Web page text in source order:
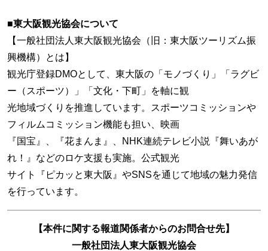
■東大阪観光協会について
【一般社団法人東大阪観光協会（旧：東大阪ツーリズム振
興機構）とは】
観光庁登録DMOとして、東大阪の「モノづくり」「ラグビ
ー（スポーツ）」「文化・下町」を軸に観
光地域づくりを推進しています。スポーツコミッションや
フィルムコミッション機能も担い、映画
『国宝』、『花まんま』、NHK連続テレビ小説『舞いあが
れ！』などのロケ支援も実施。公式観光
サイト『ピカッと東大阪』やSNSを通じて地域の魅力発信
を行っています。
【本件に関する報道関係者からのお問合せ先】
一般社団法人東大阪観光協会